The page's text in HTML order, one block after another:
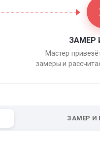
ЗАМЕР
Мастер
замеры и
ЗАМЕР